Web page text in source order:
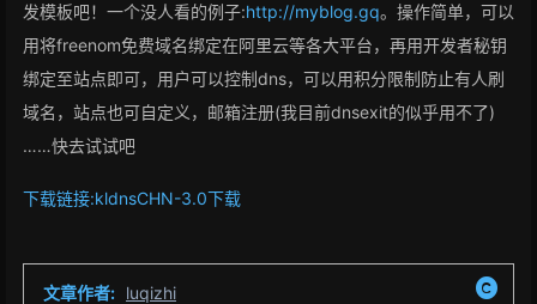
发模板吧！一个没人看的例子:http://myblog.gq。操作简单，可以
用将freenom免费域名绑定在阿里云等各大平台，再用开发者秘钥
绑定至站点即可，用户可以控制dns，可以用积分限制防止有人刷
域名，站点也可自定义，邮箱注册(我目前dnsexit的似乎用不了)
……快去试试吧
下载链接:kldnsCHN-3.0下载
文章作者: luqizhi